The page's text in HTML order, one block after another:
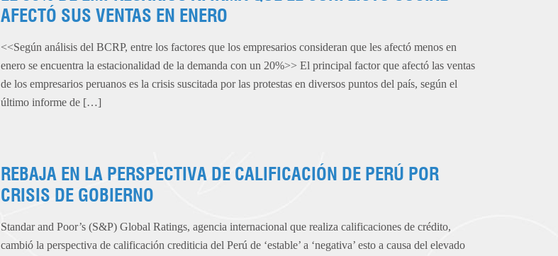
AFECTÓ SUS VENTAS EN ENERO
<<Según análisis del BCRP, entre los factores que los empresarios consideran que les afectó menos en
enero se encuentra la estacionalidad de la demanda con un 20%>> El principal factor que afectó las ventas
de los empresarios peruanos es la crisis suscitada por las protestas en diversos puntos del país, según el
último informe de […]
REBAJA EN LA PERSPECTIVA DE CALIFICACIÓN DE PERÚ POR
CRISIS DE GOBIERNO
Standar and Poor’s (S&P) Global Ratings, agencia internacional que realiza calificaciones de crédito,
cambió la perspectiva de calificación crediticia del Perú de ‘estable’ a ‘negativa’ esto a causa del elevado